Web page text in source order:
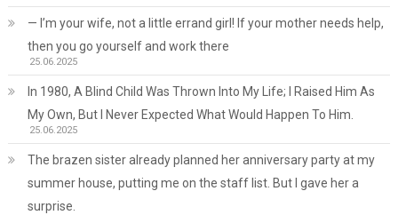
— I’m your wife, not a little errand girl! If your mother needs help,
then you go yourself and work there
25.06.2025
In 1980, A Blind Child Was Thrown Into My Life; I Raised Him As
My Own, But I Never Expected What Would Happen To Him.
25.06.2025
The brazen sister already planned her anniversary party at my
summer house, putting me on the staff list. But I gave her a
surprise.